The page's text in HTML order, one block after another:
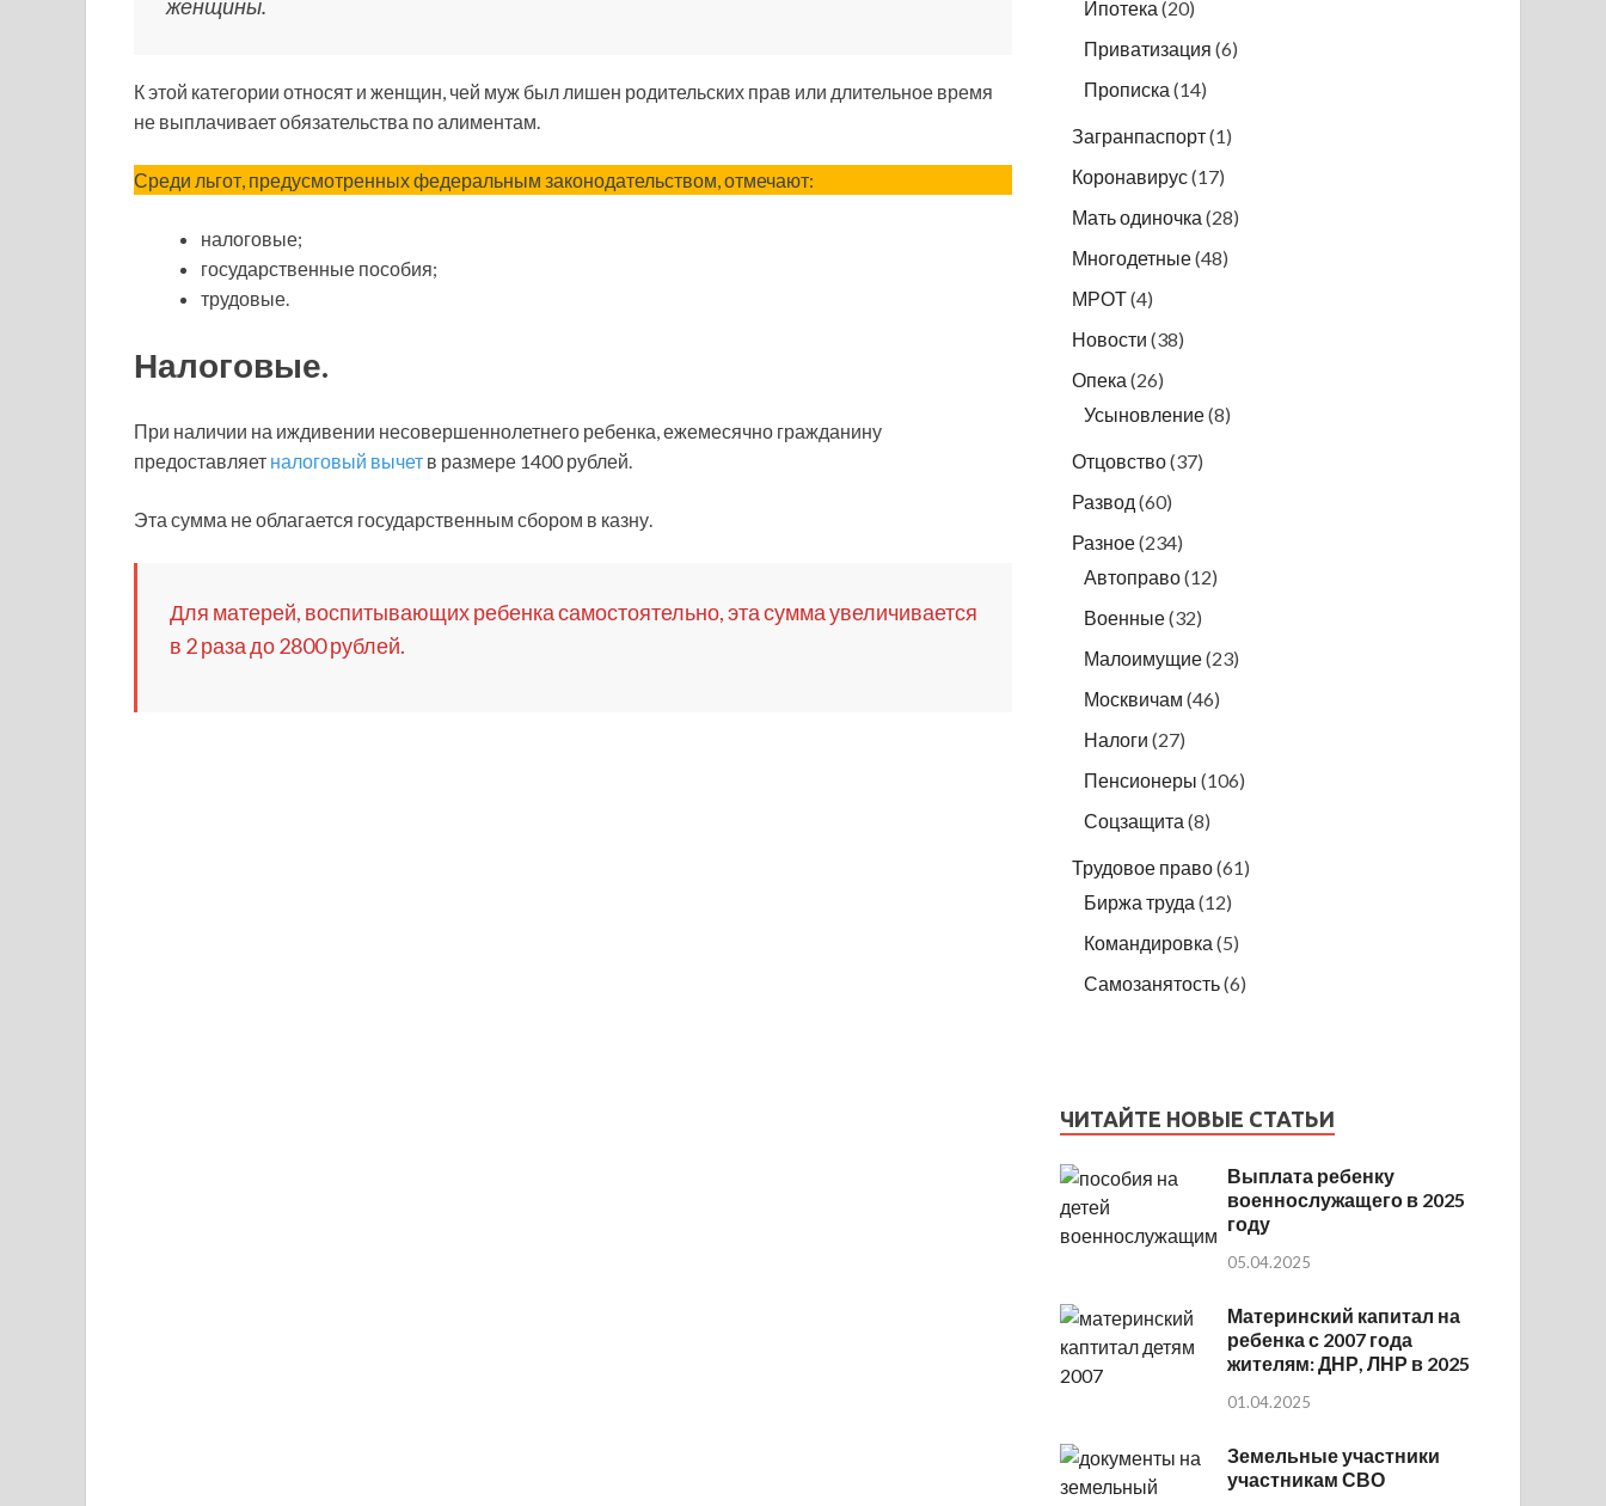
женщины.
К этой категории относят и женщин, чей муж был лишен родительских прав или длительное время
не выплачивает обязательства по алиментам.
Среди льгот, предусмотренных федеральным законодательством, отмечают:
налоговые;
государственные пособия;
трудовые.
Налоговые.
При наличии на иждивении несовершеннолетнего ребенка, ежемесячно гражданину
предоставляет налоговый вычет в размере 1400 рублей.
Эта сумма не облагается государственным сбором в казну.
Для матерей, воспитывающих ребенка самостоятельно, эта сумма увеличивается
в 2 раза до 2800 рублей.
Ипотека (20)
Приватизация (6)
Прописка (14)
Загранпаспорт(1)
Коронавирус(17)
Мать одиночка (28)
Многодетные(48)
МРОТ(4)
Новости (38)
Опека (26)
Усыновление(8)
Отцовство(37)
Развод (60)
Разное(234)
Автоправо(12)
Военные(32)
Малоимущие(23)
Москвичам (46)
Налоги (27)
Пенсионеры (106)
Соцзащита (8)
Трудовое право(61)
Биржа труда (12)
Командировка (5)
Самозанятость(6)
ЧИТАЙТЕ НОВЫЕ СТАТЬИ
Выплата ребенку
военнослужащего в 2025
году
05.04.2025
Материнский капитал на
ребенка с 2007 года
жителям: ДНР, ЛНР в 2025
01.04.2025
Земельные участники
участникам СВО